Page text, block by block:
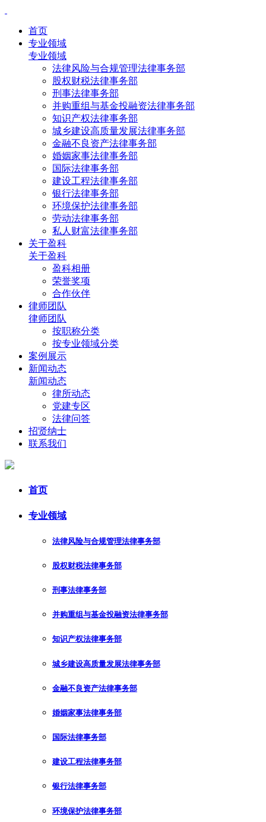
首页
专业领域
专业领域
法律风险与合规管理法律事务部
股权财税法律事务部
刑事法律事务部
并购重组与基金投融资法律事务部
知识产权法律事务部
城乡建设高质量发展法律事务部
金融不良资产法律事务部
婚姻家事法律事务部
国际法律事务部
建设工程法律事务部
银行法律事务部
环境保护法律事务部
劳动法律事务部
私人财富法律事务部
关于盈科
关于盈科
盈科相册
荣誉奖项
合作伙伴
律师团队
律师团队
按职称分类
按专业领域分类
案例展示
新闻动态
新闻动态
律所动态
党建专区
法律问答
招贤纳士
联系我们
首页
专业领域
法律风险与合规管理法律事务部
股权财税法律事务部
刑事法律事务部
并购重组与基金投融资法律事务部
知识产权法律事务部
城乡建设高质量发展法律事务部
金融不良资产法律事务部
婚姻家事法律事务部
国际法律事务部
建设工程法律事务部
银行法律事务部
环境保护法律事务部